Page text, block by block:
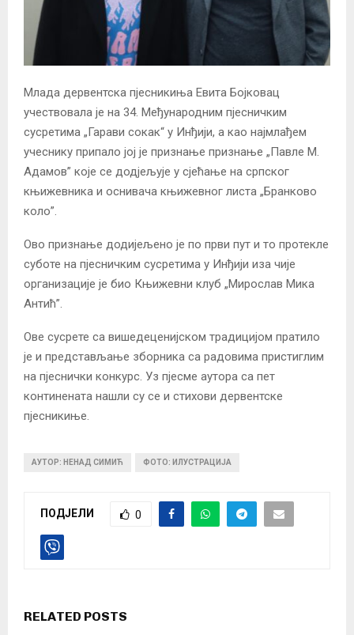
Млада дервентска пјесникиња Евита Бојковац
учествовала је на 34. Међународним пјесничким
сусретима „Гарави сокак“ у Инђији, а као најмлађем
учеснику припало јој је признање признање „Павле М.
Адамов” које се додјељује у сјећање на српског
књижевника и оснивача књижевног листа „Бранково
коло”.
Ово признање додијељено је по први пут и то протекле
суботе на пјесничким сусретима у Инђији иза чије
организације је био Књижевни клуб „Мирослав Мика
Антић”.
Ове сусрете са вишедеценијском традицијом пратило
је и представљање зборника са радовима пристиглим
на пјеснички конкурс. Уз пјесме аутора са пет
континената нашли су се и стихови дервентске
пјесникиње.
АУТОР: НЕНАД СИМИЋ ФОТО: ИЛУСТРАЦИЈА
ПОДЈЕЛИ 0
RELATED POSTS